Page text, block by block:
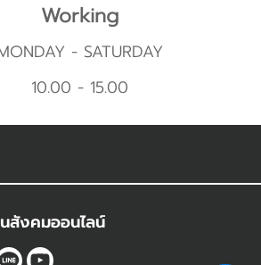
Working
- SATURDAY
10.00 - 15.00
สังคมออนไลน์